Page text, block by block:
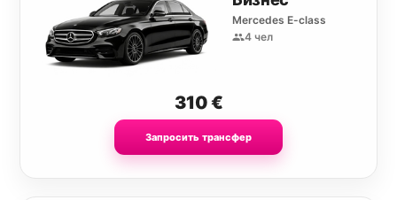
Mercedes E-class
4 чел
310€
Запросить трансфер